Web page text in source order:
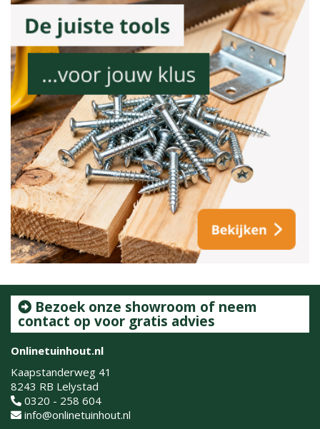
Bezoek onze showroom of neem
contact op voor gratis advies
Onlinetuinhout.nl
Kaapstanderweg 41
8243 RB Lelystad
0320 - 258 604
info@onlinetuinhout.nl